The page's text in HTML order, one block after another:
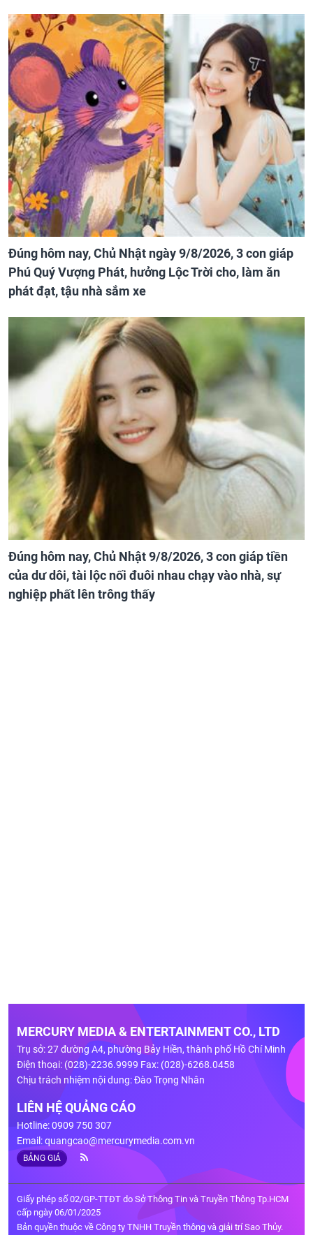
Đúng hôm nay, Chủ Nhật ngày 9/8/2026, 3 con giáp
Phú Quý Vượng Phát, hưởng Lộc Trời cho, làm ăn
phát đạt, tậu nhà sắm xe
Đúng hôm nay, Chủ Nhật 9/8/2026, 3 con giáp tiền
của dư dôi, tài lộc nối đuôi nhau chạy vào nhà, sự
nghiệp phất lên trông thấy
MERCURY MEDIA & ENTERTAINMENT CO., LTD
Trụ sở: 27 đường A4, phường Bảy Hiền, thành phố Hồ Chí Minh
Điện thoại: (028)-2236.9999 Fax: (028)-6268.0458
Chịu trách nhiệm nội dung: Đào Trọng Nhân
LIÊN HỆ QUẢNG CÁO
Hotline: 0909 750 307
Email:quangcao@mercurymedia.com.vn
BẢNG GIÁ
Giấy phép số 02/GP-TTĐT do Sở Thông Tin và Truyền Thông Tp.HCM
cấp ngày 06/01/2025
Bản quyền thuộc về Công ty TNHH Truyền thông và giải trí Sao Thủy.